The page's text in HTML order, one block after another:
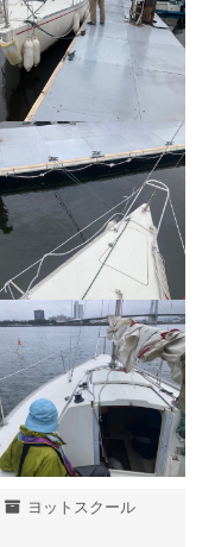
ヨットスクール